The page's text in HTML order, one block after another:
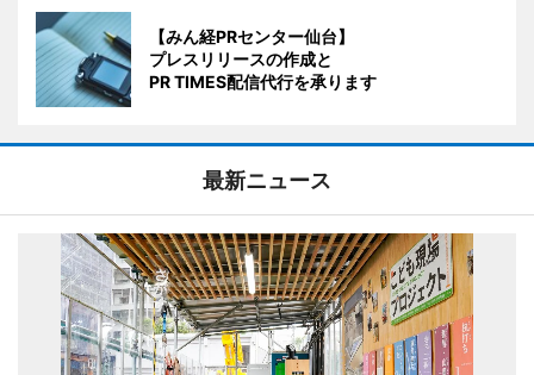
【みん経PRセンター仙台】
プレスリリースの作成と
PR TIMES配信代行を承ります
最新ニュース